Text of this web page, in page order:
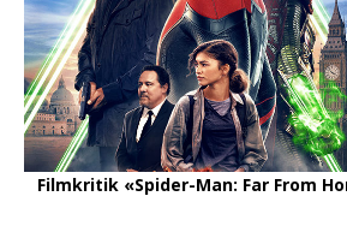
Filmkritik «Spider-Man: Far From